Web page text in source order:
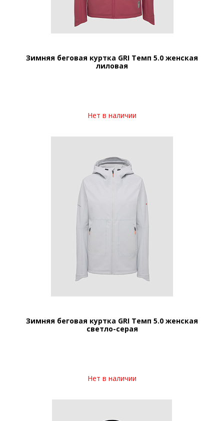
Зимняя беговая куртка GRI Темп 5.0 женская
лиловая
Нет в наличии
Зимняя беговая куртка GRI Темп 5.0 женская
светло-серая
Нет в наличии